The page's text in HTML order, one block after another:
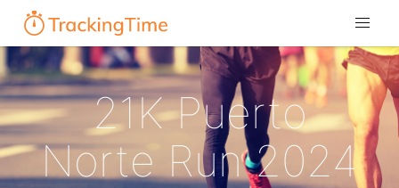
21K Puerto
Norte Run 2024